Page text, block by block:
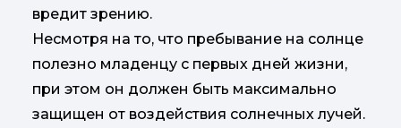
вредит зрению.
Несмотря на то, что пребывание на солнце
полезно младенцу с первых дней жизни,
при этом он должен быть максимально
защищен от воздействия солнечных лучей.